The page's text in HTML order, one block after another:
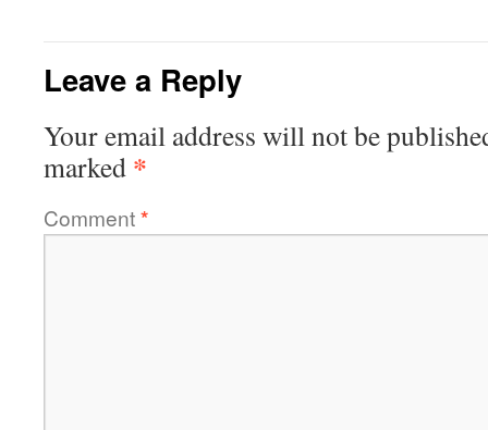
Leave a Reply
Your email address will not be
marked *
Comment*